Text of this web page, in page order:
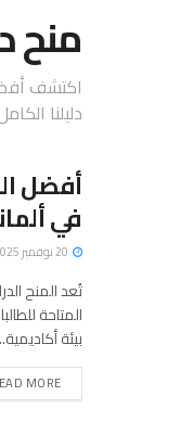
منح
اكتشف
دليلنا
أفضل
في
تُعد المنح
المتاحة
بيئة
MORE